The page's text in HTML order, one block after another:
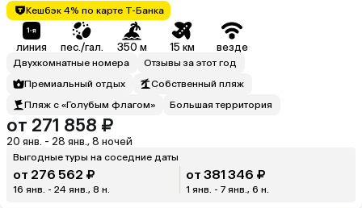
Кешбэк 4% по карте Т-Банка
линия пес./гал. 350 м 15 км везде
Двухкомнатные номера
Отзывы за этот год
Премиальный отдых
Собственный пляж
Пляж с «Голубым флагом»
Большая территория
от 271 858 ₽
20 янв. - 28 янв., 8 ночей
Выгодные туры на соседние даты
от 276 562 ₽
16 янв. - 24 янв., 8 н.
от 381 346 ₽
1 янв. - 7 янв., 6 н.